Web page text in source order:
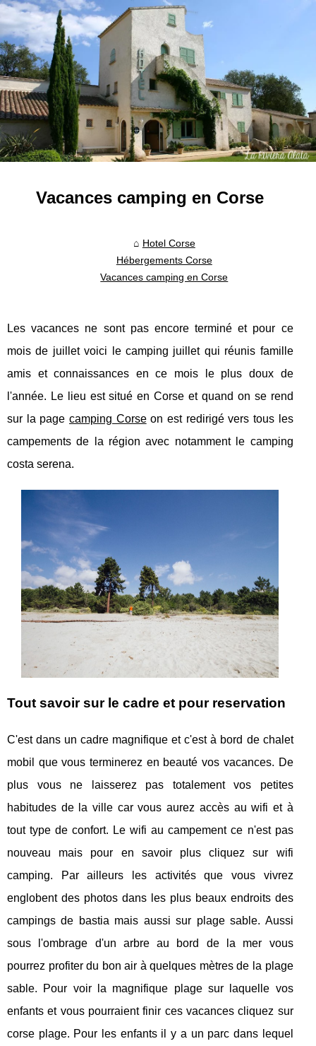
Vacances camping en Corse
Hotel Corse
Hébergements Corse
Vacances camping en Corse
Les vacances ne sont pas encore terminé et pour ce
mois de juillet voici le camping juillet qui réunis famille
amis et connaissances en ce mois le plus doux de
l'année. Le lieu est situé en Corse et quand on se rend
sur la page camping Corseon est redirigé vers tous les
campements de la région avec notamment le camping
costa serena.
Tout savoir sur le cadre et pour reservation
C'est dans un cadre magnifique et c'est à bord de chalet
mobil que vous terminerez en beauté vos vacances. De
plus vous ne laisserez pas totalement vos petites
habitudes de la ville car vous aurez accès au wifi et à
tout type de confort. Le wifi au campement ce n'est pas
nouveau mais pour en savoir plus cliquez sur wifi
camping. Par ailleurs les activités que vous vivrez
englobent des photos dans les plus beaux endroits des
campings de bastia mais aussi sur plage sable. Aussi
sous l'ombrage d'un arbre au bord de la mer vous
pourrez profiter du bon air à quelques mètres de la plage
sable. Pour voir la magnifique plage sur laquelle vos
enfants et vous pourraient finir ces vacances cliquez sur
corse plage. Pour les enfants il y a un parc dans lequel